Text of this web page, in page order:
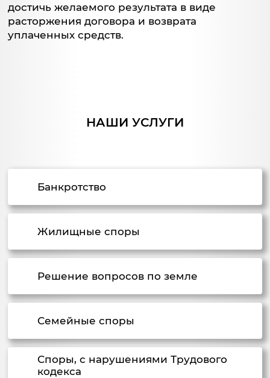
достичь желаемого результата в виде
расторжения договора и возврата
уплаченных средств.
НАШИ УСЛУГИ
Банкротство
Жилищные споры
Решение вопросов по земле
Семейные споры
Споры, с нарушениями Трудового
кодекса